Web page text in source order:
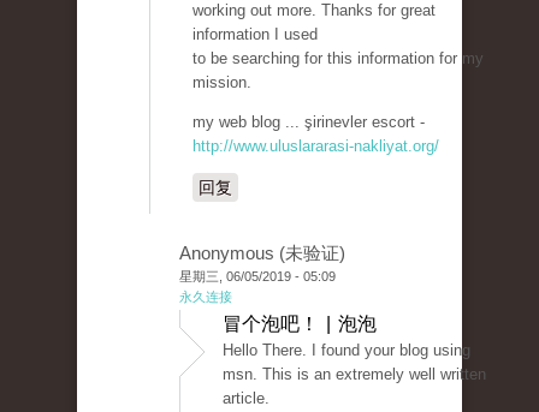
working out more. Thanks for great
information I used
to be searching for this information for my
mission.
my web blog ... şirinevler escort -
http://www.uluslararasi-nakliyat.org/
回复
Anonymous (未验证)
星期三, 06/05/2019 - 05:09
永久连接
冒个泡吧！ | 泡泡
Hello There. I found your blog using
msn. This is an extremely well written
article.